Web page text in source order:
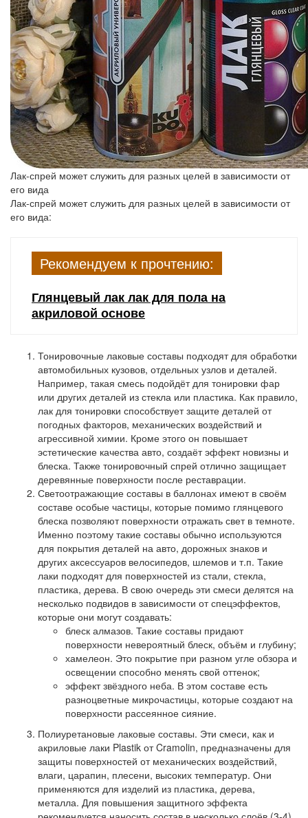
Лак-спрей может служить для разных целей в зависимости от
его вида
Лак-спрей может служить для разных целей в зависимости от
его вида:
Рекомендуем к прочтению:
Глянцевый лак лак для пола на
акриловой основе
Тонировочные лаковые составы подходят для обработки
автомобильных кузовов, отдельных узлов и деталей.
Например, такая смесь подойдёт для тонировки фар
или других деталей из стекла или пластика. Как правило,
лак для тонировки способствует защите деталей от
погодных факторов, механических воздействий и
агрессивной химии. Кроме этого он повышает
эстетические качества авто, создаёт эффект новизны и
блеска. Также тонировочный спрей отлично защищает
деревянные поверхности после реставрации.
Светоотражающие составы в баллонах имеют в своём
составе особые частицы, которые помимо глянцевого
блеска позволяют поверхности отражать свет в темноте.
Именно поэтому такие составы обычно используются
для покрытия деталей на авто, дорожных знаков и
других аксессуаров велосипедов, шлемов и т.п. Такие
лаки подходят для поверхностей из стали, стекла,
пластика, дерева. В свою очередь эти смеси делятся на
несколько подвидов в зависимости от спецэффектов,
которые они могут создавать:
блеск алмазов. Такие составы придают
поверхности невероятный блеск, объём и глубину;
хамелеон. Это покрытие при разном угле обзора и
освещении способно менять свой оттенок;
эффект звёздного неба. В этом составе есть
разноцветные микрочастицы, которые создают на
поверхности рассеянное сияние.
Полиуретановые лаковые составы. Эти смеси, как и
акриловые лаки Plastik от Cramolin, предназначены для
защиты поверхностей от механических воздействий,
влаги, царапин, плесени, высоких температур. Они
применяются для изделий из пластика, дерева,
металла. Для повышения защитного эффекта